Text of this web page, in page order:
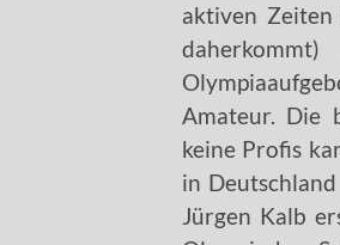
aktiven
Amateur. Die
keine Profis
in
Jürgen Kalb